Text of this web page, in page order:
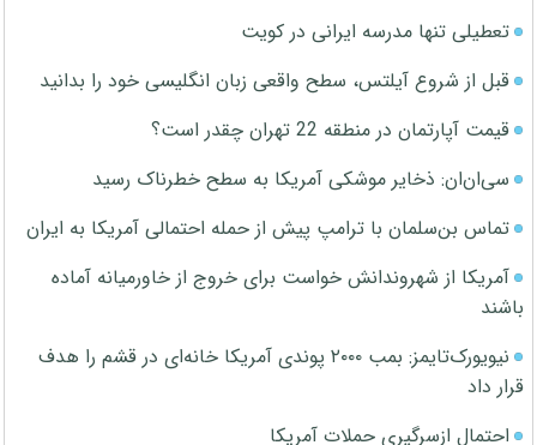
تعطیلی تنها مدرسه ایرانی در کویت
قبل از شروع آیلتس، سطح واقعی زبان انگلیسی خود را بدانید
قیمت آپارتمان در منطقه 22 تهران چقدر است؟
سی‌ان‌ان: ذخایر موشکی آمریکا به سطح خطرناک رسید
تماس بن‌سلمان با ترامپ پیش از حمله احتمالی آمریکا به ایران
آمریکا از شهروندانش خواست برای خروج از خاورمیانه آماده
باشند
نیویورک‌تایمز: بمب ۲۰۰۰ پوندی آمریکا خانه‌ای در قشم را هدف
قرار داد
احتمال ازسرگیری حملات آمریکا